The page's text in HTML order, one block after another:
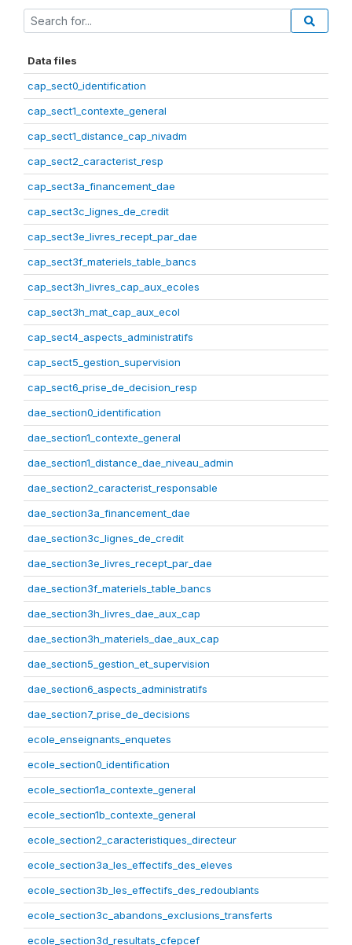
Data files
cap_sect0_identification
cap_sect1_contexte_general
cap_sect1_distance_cap_nivadm
cap_sect2_caracterist_resp
cap_sect3a_financement_dae
cap_sect3c_lignes_de_credit
cap_sect3e_livres_recept_par_dae
cap_sect3f_materiels_table_bancs
cap_sect3h_livres_cap_aux_ecoles
cap_sect3h_mat_cap_aux_ecol
cap_sect4_aspects_administratifs
cap_sect5_gestion_supervision
cap_sect6_prise_de_decision_resp
dae_section0_identification
dae_section1_contexte_general
dae_section1_distance_dae_niveau_admin
dae_section2_caracterist_responsable
dae_section3a_financement_dae
dae_section3c_lignes_de_credit
dae_section3e_livres_recept_par_dae
dae_section3f_materiels_table_bancs
dae_section3h_livres_dae_aux_cap
dae_section3h_materiels_dae_aux_cap
dae_section5_gestion_et_supervision
dae_section6_aspects_administratifs
dae_section7_prise_de_decisions
ecole_enseignants_enquetes
ecole_section0_identification
ecole_section1a_contexte_general
ecole_section1b_contexte_general
ecole_section2_caracteristiques_directeur
ecole_section3a_les_effectifs_des_eleves
ecole_section3b_les_effectifs_des_redoublants
ecole_section3c_abandons_exclusions_transferts
ecole_section3d_resultats_cfepcef